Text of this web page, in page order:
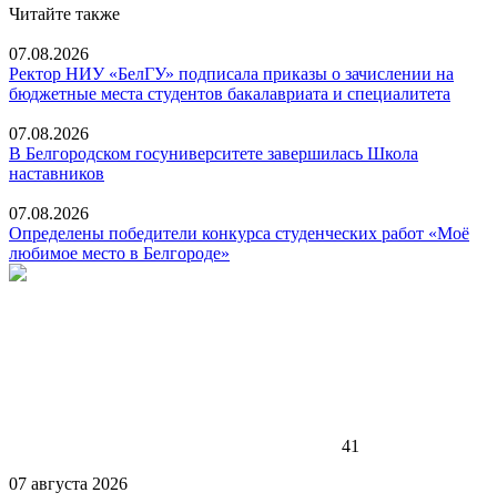
Читайте также
07.08.2026
Ректор НИУ «БелГУ» подписала приказы о зачислении на
бюджетные места студентов бакалавриата и специалитета
07.08.2026
В Белгородском госуниверситете завершилась Школа
наставников
07.08.2026
Определены победители конкурса студенческих работ «Моё
любимое место в Белгороде»
41
07 августа 2026